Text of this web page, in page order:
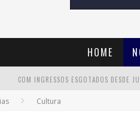
HOME
Cultura